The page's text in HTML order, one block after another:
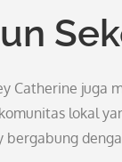
Catherine juga
lokal
bergabung